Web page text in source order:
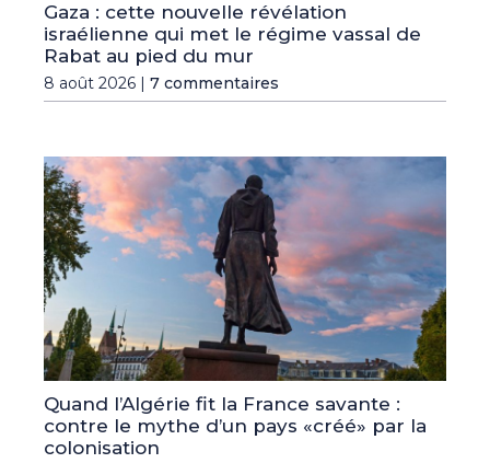
Gaza : cette nouvelle révélation
israélienne qui met le régime vassal de
Rabat au pied du mur
8 août 2026 | 7 commentaires
Quand l’Algérie fit la France savante :
contre le mythe d’un pays «créé» par la
colonisation